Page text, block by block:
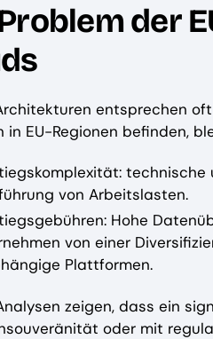
der
entsprechen
in EU-Regionen befinden,
technische
von Arbeitslasten.
Hohe
von einer
Plattformen.
zeigen, dass ein
oder mit